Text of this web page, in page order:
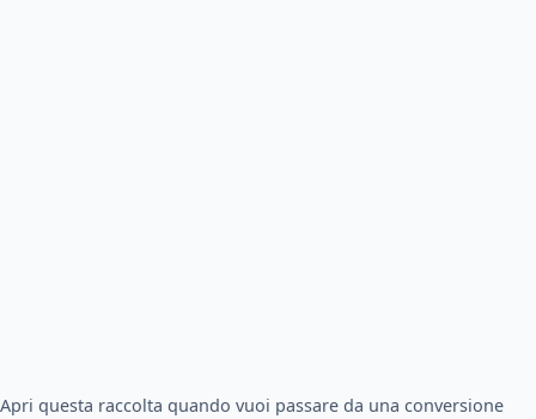
Apri questa raccolta quando vuoi passare da una conversione